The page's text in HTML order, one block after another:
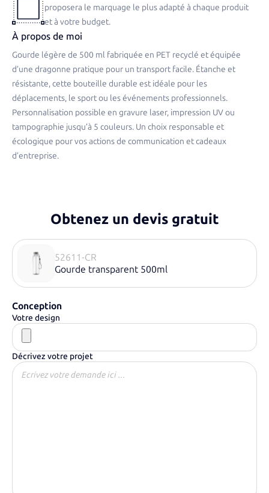
proposera le marquage le plus adapté à chaque produit
et à votre budget.
À propos de moi
Gourde légère de 500 ml fabriquée en PET recyclé et équipée
d’une dragonne pratique pour un transport facile. Étanche et
résistante, cette bouteille durable est idéale pour les
déplacements, le sport ou les événements professionnels.
Personnalisation possible en gravure laser, impression UV ou
tampographie jusqu’à 5 couleurs. Un choix responsable et
écologique pour vos actions de communication et cadeaux
d’entreprise.
Obtenez un devis gratuit
52611-CR
Gourde transparent 500ml
Conception
Votre design
Décrivez votre projet